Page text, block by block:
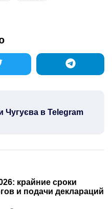
Чугуєва в Telegram
крайние сроки
и подачи деклараций